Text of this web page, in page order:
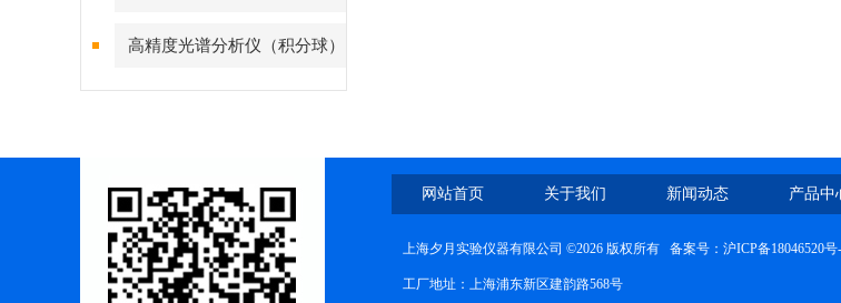
高精度光谱分析仪（积分球）
综合测试系统
网站首页 关于我们 新闻动态 产品中
上海夕月实验仪器有限公司 ©2026 版权所有 备案号： 沪ICP备18046520号
工厂地址：上海浦东新区建韵路568号